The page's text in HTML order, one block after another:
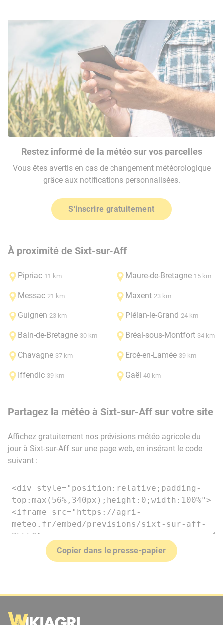
Restez informé de la météo sur vos parcelles
Vous êtes avertis en cas de changement météorologique
grâce aux notifications personnalisées.
S'inscrire gratuitement
À proximité de Sixt-sur-Aff
Pipriac 11 km Maure-de-Bretagne 15 km
Messac 21 km Maxent 23 km
Guignen 23 km Plélan-le-Grand 24 km
Bain-de-Bretagne 30 km Bréal-sous-Montfort 34 km
Chavagne 37 km Ercé-en-Lamée 39 km
Iffendic 39 km Gaël 40 km
Partagez la météo à Sixt-sur-Aff sur votre site
Affichez gratuitement nos prévisions météo agricole du
jour à Sixt-sur-Aff sur une page web, en insérant le code
suivant :
Copier dans le presse-papier